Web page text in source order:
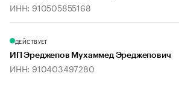
ИНН: 910505855168
ДЕЙСТВУЕТ
ИП Эреджепов Мухаммед Эреджепович
ИНН: 910403497280